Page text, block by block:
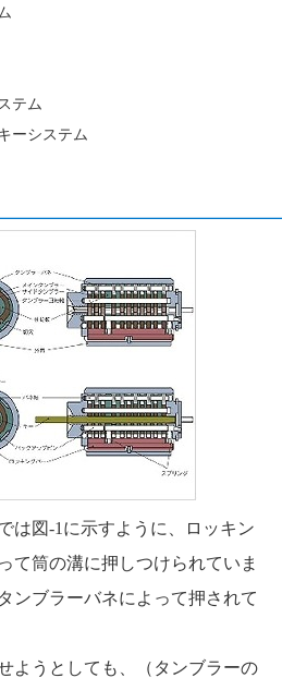
テム
ーシステム
は図-1に示すように、ロッキン
て筒の溝に押しつけられていま
ンブラーバネによって押されて
ようとしても、（タンブラーの